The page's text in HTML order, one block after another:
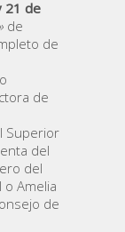
21 de
de
de
de
Superior
del
del
o Amelia
de